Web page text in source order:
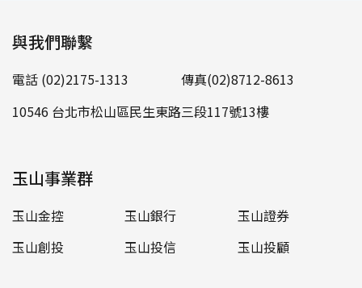
與我們聯繫
電話 (02)2175-1313
傳真(02)8712-8613
10546 台北市松山區民生東路三段117號13樓
玉山事業群
玉山金控 玉山銀行
玉山證券
玉山創投
玉山投信 玉山投顧